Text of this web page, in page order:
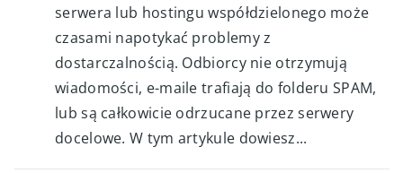
serwera lub hostingu współdzielonego może
czasami napotykać problemy z
dostarczalnością. Odbiorcy nie otrzymują
wiadomości, e-maile trafiają do folderu SPAM,
lub są całkowicie odrzucane przez serwery
docelowe. W tym artykule dowiesz...